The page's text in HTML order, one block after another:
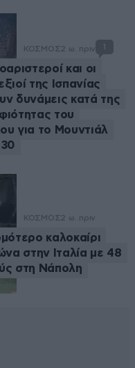
ΚΟΣΜΟΣ2 ω. πριν 1
και οι
της Ισπανίας
δυνάμεις κατά της
του
για το Μουντιάλ
ΚΟΣΜΟΣ2 ω. πριν
καλοκαίρι
στην Ιταλία με 48
στη Νάπολη